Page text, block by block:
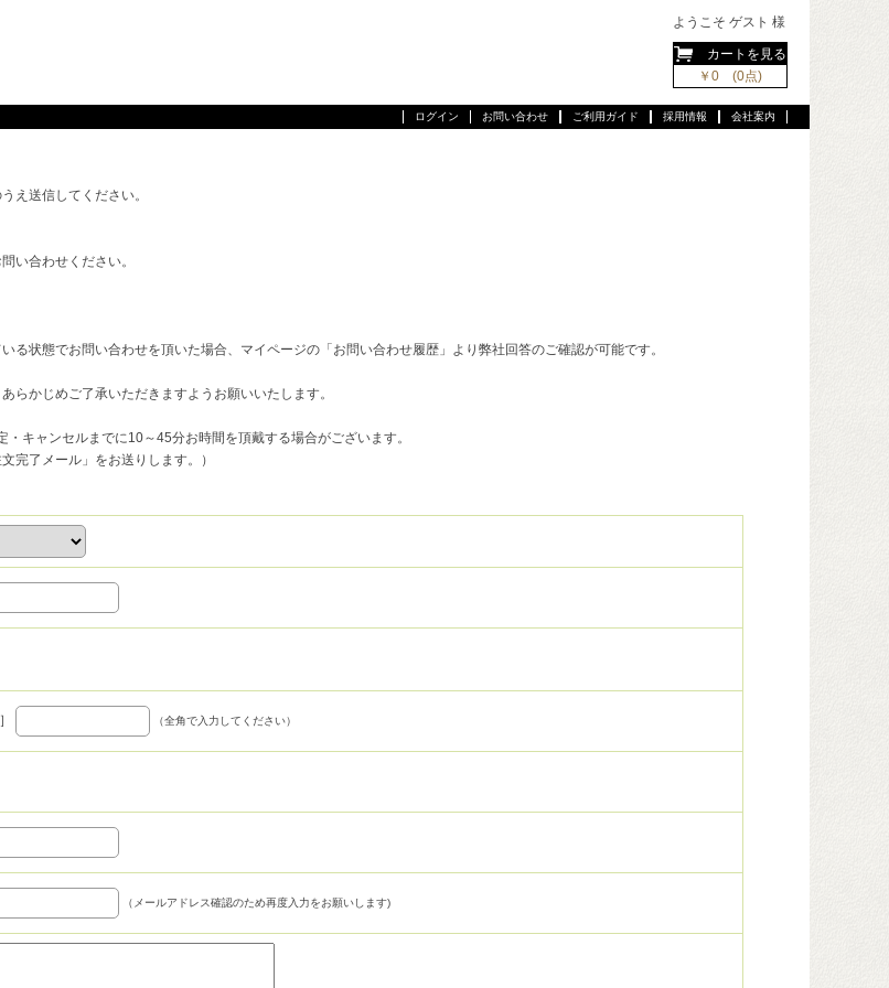
ようこそ ゲスト 様
カートを見る
￥0 (0点)
会社案内
採用情報
ご利用ガイド
お問い合わせ
ログイン
え送信してください。
い合わせください。
状態でお問い合わせを頂いた場合、マイページの「お問い合わせ履歴」より弊社回答のご確認が可能です。
かじめご了承いただきますようお願いいたします。
・キャンセルまでに10～45分お時間を頂戴する場合がございます。
完了メール」をお送りします。）
（全角で入力してください）
（メールアドレス確認のため再度入力をお願いします)